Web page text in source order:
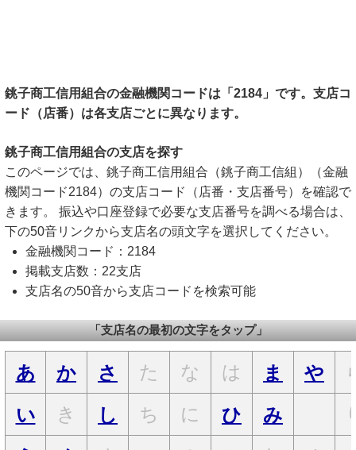
銚子商工信用組合の金融機関コードは「2184」です。支店コ
ード（店番）は各支店ごとに異なります。
銚子商工信用組合の支店を探す
このページでは、銚子商工信用組合（銚子商工信組）（金融
機関コード2184）の支店コード（店番・支店番号）を確認で
きます。 振込や口座登録で必要な支店番号を調べる場合は、
下の50音リンクから支店名の頭文字を選択してください。
金融機関コード：2184
掲載支店数：22支店
支店名の50音から支店コードを検索可能
「支店名の最初の文字をタップ」
あ か さ た な は ま や
い
き し ち に ひ み